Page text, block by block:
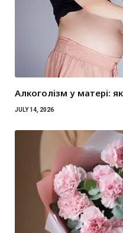
Алкоголізм у матері:
JULY 14, 2026